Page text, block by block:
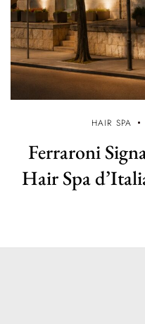
HAIR SPA
Ferraroni
Hair Spa